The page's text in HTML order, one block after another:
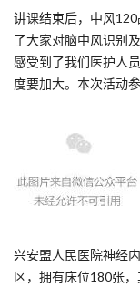
讲课结束后，中风
了大家对脑中风识别
感受到了我们医护人
度要加大。本次活动
兴安盟人民医院神经
区，拥有床位180张